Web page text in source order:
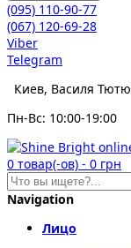
(095) 110-90-77
(067) 120-69-28
Viber
Telegram
Киев, Василя
Пн-Вс: 10:00-19:00
0 товар(-ов) - 0 грн
Navigation
Лицо